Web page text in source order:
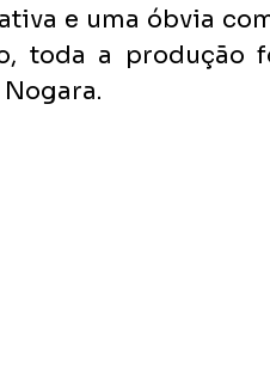
e uma óbvia
toda a produção